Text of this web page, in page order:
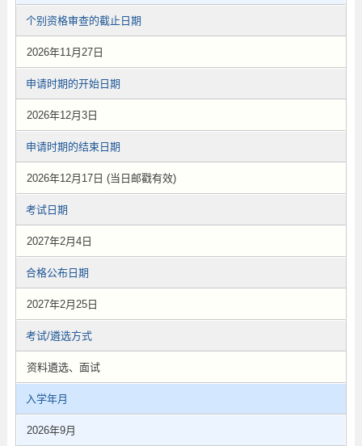
个别资格审查的截止日期
2026年11月27日
申请时期的开始日期
2026年12月3日
申请时期的结束日期
2026年12月17日 (当日邮戳有效)
考试日期
2027年2月4日
合格公布日期
2027年2月25日
考试/遴选方式
资料遴选、面试
入学年月
2026年9月